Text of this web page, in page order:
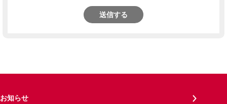
送信する
お知らせ